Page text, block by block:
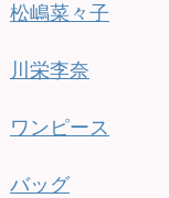
松嶋菜々子
川栄李奈
ワンピース
バッグ